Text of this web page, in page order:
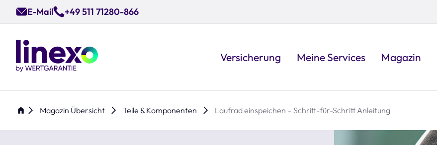
Skip
content
E-Mail +49 511 71280-866
Versicherung Meine Services Magazin
Magazin Übersicht Teile & Komponenten Laufrad einspeichen – Schritt-für-Schritt Anleitung